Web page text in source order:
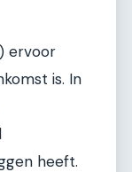
ervoor
is. In
heeft.